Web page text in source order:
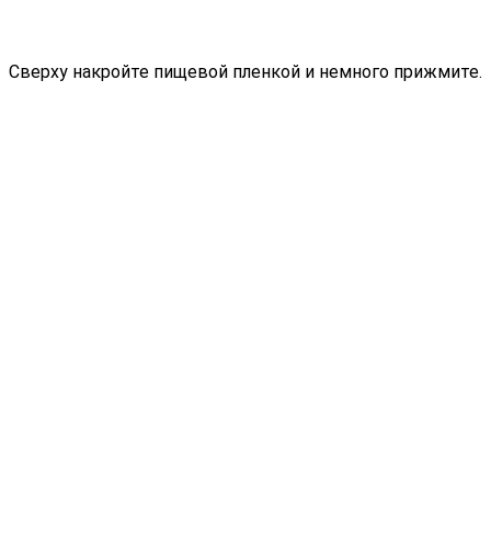
Сверху накройте пищевой пленкой и немного прижмите.